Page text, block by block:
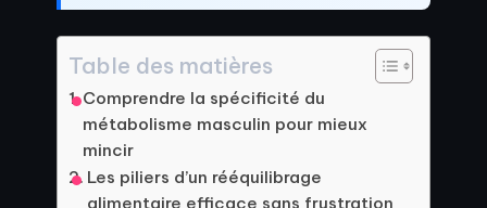
Table des matières
Comprendre la spécificité du
métabolisme masculin pour mieux
mincir
Les piliers d’un rééquilibrage
alimentaire efficace sans frustration